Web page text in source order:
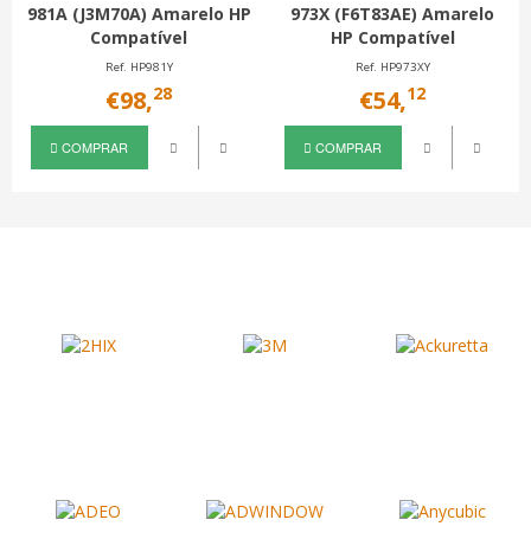
981A (J3M70A) Amarelo HP
Compatível
Ref. HP981Y
€98,28
COMPRAR
973X (F6T83AE) Amarelo
HP Compatível
Ref. HP973XY
€54,12
COMPRAR